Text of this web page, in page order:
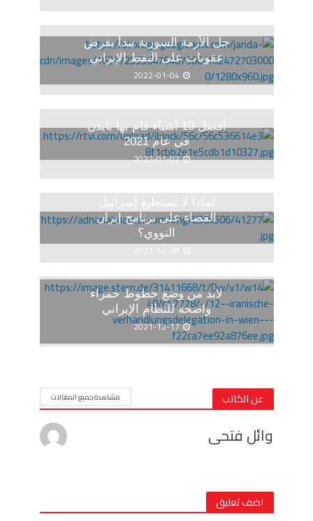
حل الأزمة السورية يبدأ بفرض
عقوبات على النفط الإيراني
2022-01-04
أفضل 10 أشياء قام بها بايدن
في عام 2021
2022-01-02
لماذا لا تستطيع إسرائيل
القضاء على برنامج إيران
النووي؟
2021-12-28
لابد من وضع خطوط حمراء
واضحة للنظام الإيراني
2021-12-17
عن الكاتب مشاهدة جميع المقالات
وائل فتحى
اضف تعليق